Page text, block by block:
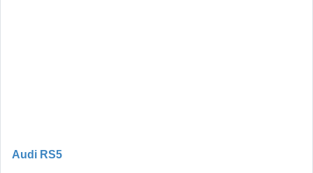
Audi RS5